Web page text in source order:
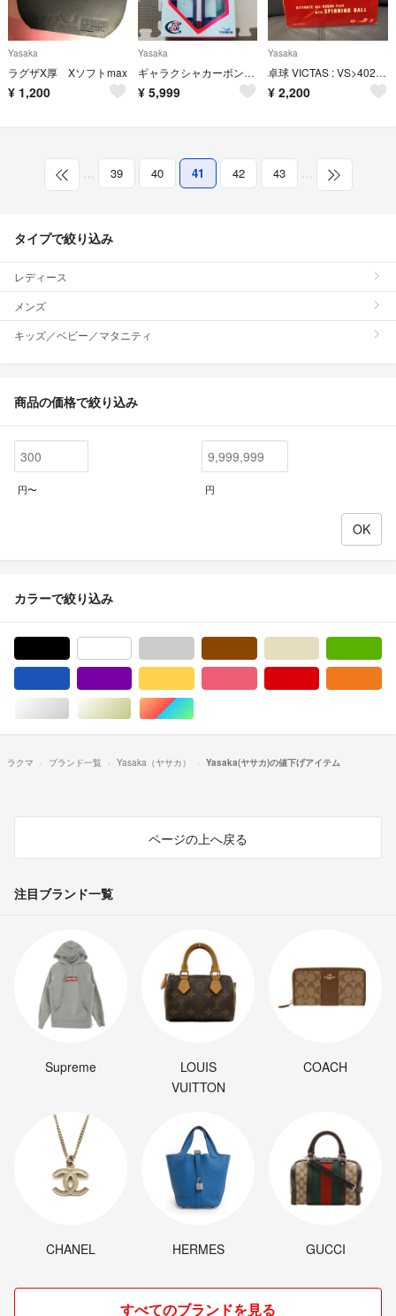
Yasaka
ラグザX厚 Xソフトmax
¥ 1,200
Yasaka
ギャラクシャカーボンスペシャル ST 新品未使用
¥ 5,999
Yasaka
卓球 VICTAS : VS>402 Double Extra ⒈8 赤
¥ 2,200
… 39 40 41 42 43 …
タイプで絞り込み
レディース
メンズ
キッズ／ベビー／マタニティ
商品の価格で絞り込み
円〜 円
カラーで絞り込み
シルバー/銀色系ゴールド/金色系マルチカラー
ラクマ ブランド一覧 Yasaka（ヤサカ） Yasaka(ヤサカ)の値下げアイテム
ページの上へ戻る
注目ブランド一覧
Supreme
LOUIS
VUITTON
COACH
CHANEL HERMES GUCCI
すべてのブランドを見る